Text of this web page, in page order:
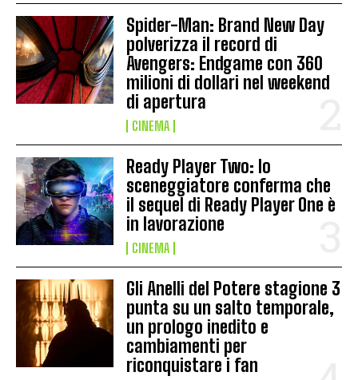
Spider-Man: Brand New Day
polverizza il record di
Avengers: Endgame con 360
milioni di dollari nel weekend
di apertura
CINEMA
Ready Player Two: lo
sceneggiatore conferma che
il sequel di Ready Player One è
in lavorazione
CINEMA
Gli Anelli del Potere stagione 3
punta su un salto temporale,
un prologo inedito e
cambiamenti per
riconquistare i fan